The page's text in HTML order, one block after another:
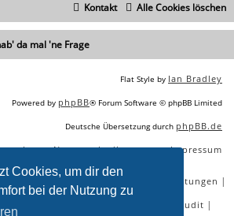
Cookies, um dir den
bei der Nutzung zu
Alle Cookies löschen
Kontakt
da mal 'ne Frage
Flat Style by Ian Bradley
Powered by phpBB® Forum Software © phpBB Limited
Deutsche Übersetzung durch phpBB.de
|Nutzungsbedingungen|Impressum
SEO Online Tools SEO Dienstleistungen |
Beratung SEO Audit |